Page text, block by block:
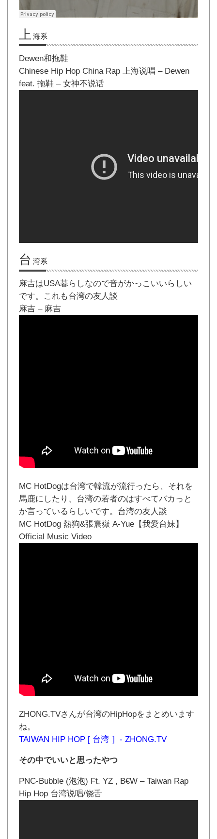
上 海系
Dewen和拖鞋
Chinese Hip Hop China Rap 上海说唱 – Dewen
feat. 拖鞋 – 女神不说话
台 湾系
麻吉はUSA暮らしなので音がかっこいいらしい
です。これも台湾の友人談
麻吉 – 麻吉
MC HotDogは台湾で韓流が流行ったら、それを
馬鹿にしたり、台湾の若者のはすべてバカっと
か言っているらしいです。台湾の友人談
MC HotDog 熱狗&張震嶽 A-Yue【我愛台妹】
Official Music Video
ZHONG.TVさんが台湾のHipHopをまとめいます
ね。
TAIWAN HIP HOP [ 台湾 ］- ZHONG.TV
その中でいいと思ったやつ
PNC-Bubble (泡泡) Ft. YZ , B€W – Taiwan Rap
Hip Hop 台湾说唱/饶舌